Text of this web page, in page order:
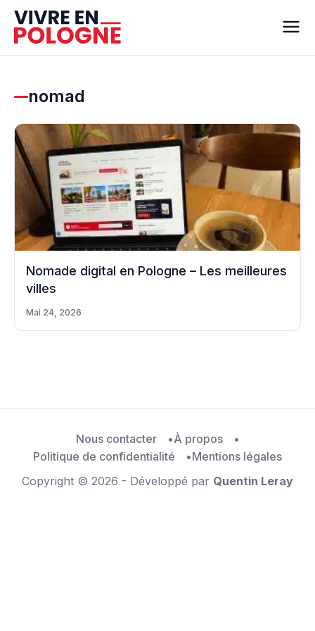
nomad
Nomade digital en Pologne – Les meilleures
villes
Mai 24, 2026
Nous contacter
À propos
Politique de confidentialité
Mentions légales
Copyright © 2026 - Développé par Quentin Leray